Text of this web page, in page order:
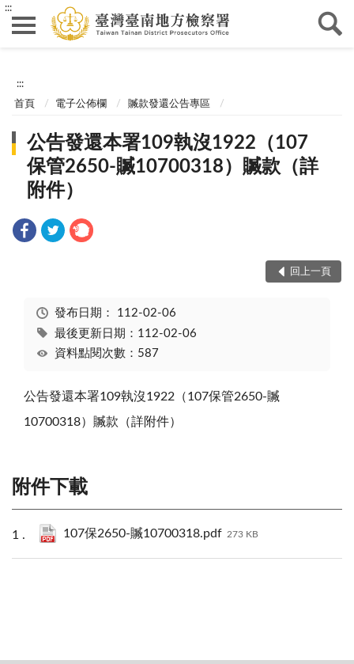
:::
:::
首頁 電子公佈欄 贓款發還公告專區
公告發還本署109執沒1922（107
保管2650-贓10700318）贓款（詳
附件）
回上一頁
發布日期： 112-02-06
最後更新日期：112-02-06
資料點閱次數：587
公告發還本署109執沒1922（107保管2650-贓
10700318）贓款（詳附件）
附件下載
107保2650-贓10700318.pdf 273 KB